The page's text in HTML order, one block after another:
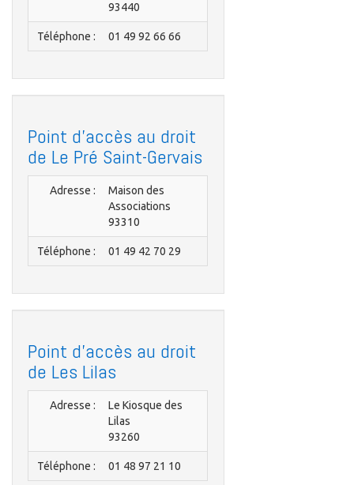
93440
Téléphone : 01 49 92 66 66
Point d'accès au droit
de Le Pré Saint-Gervais
Adresse :
Maison des
Associations
93310
Téléphone : 01 49 42 70 29
Point d'accès au droit
de Les Lilas
Adresse :
Le Kiosque des
Lilas
93260
Téléphone : 01 48 97 21 10